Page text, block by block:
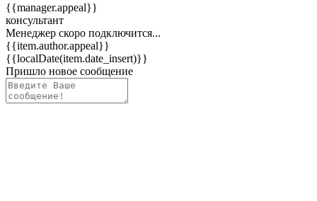
{{manager.appeal}}
консультант
Менеджер скоро подключится...
{{item.author.appeal}}
{{localDate(item.date_insert)}}
Пришло новое сообщение